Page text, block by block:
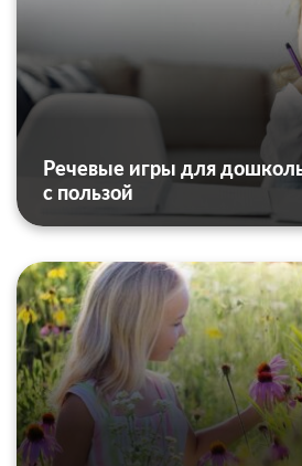
Речевые игры для
с пользой